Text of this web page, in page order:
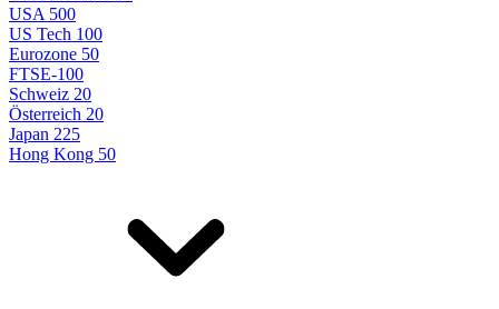
USA 500
US Tech 100
Eurozone 50
FTSE-100
Schweiz 20
Österreich 20
Japan 225
Hong Kong 50